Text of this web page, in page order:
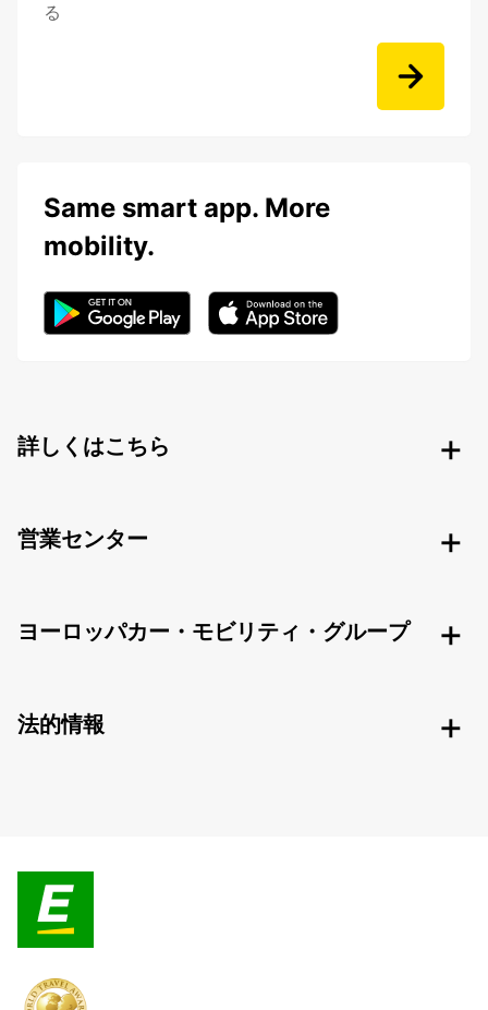
る
Same smart app. More
mobility.
詳しくはこちら
営業センター
ヨーロッパカー・モビリティ・グループ
法的情報